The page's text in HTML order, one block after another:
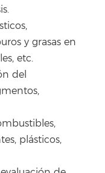
y grasas en
etc.
del
plásticos,